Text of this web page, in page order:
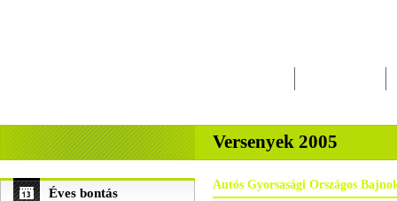
Versenyek 2005
Éves bontás
Autós Gyorsasági Országos